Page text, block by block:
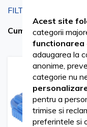
FILTRARI CURENTE
Cumpara acum de
Acest site
categorii
functionarea
adaugarea la
anonime,
categorie nu
pentru a
trimise si
preferintele si